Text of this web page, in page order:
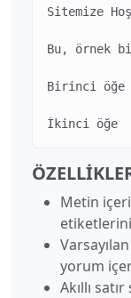
Sitemize
Bu, örnek
Birinci öğe
İkinci öğe
Metin
yorum
Akıllı